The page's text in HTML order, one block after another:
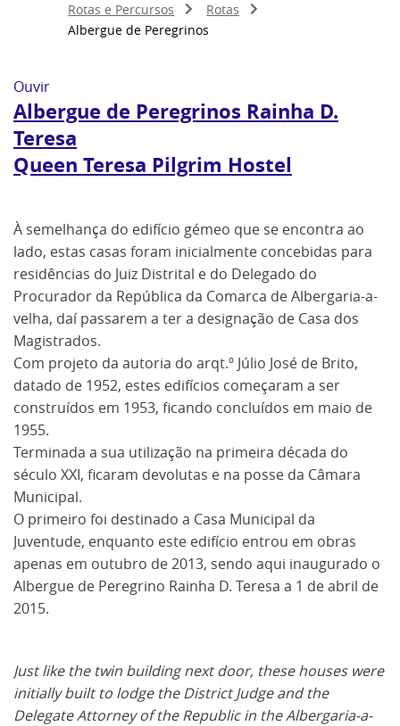
Rotas e Percursos
Rotas
Albergue de Peregrinos
Ouvir
Albergue de Peregrinos Rainha D.
Teresa
Queen Teresa Pilgrim Hostel
À semelhança do edifício gémeo que se encontra ao
lado, estas casas foram inicialmente concebidas para
residências do Juiz Distrital e do Delegado do
Procurador da República da Comarca de Albergaria-a-
velha, daí passarem a ter a designação de Casa dos
Magistrados.
Com projeto da autoria do arqt.º Júlio José de Brito,
datado de 1952, estes edifícios começaram a ser
construídos em 1953, ficando concluídos em maio de
1955.
Terminada a sua utilização na primeira década do
século XXI, ficaram devolutas e na posse da Câmara
Municipal.
O primeiro foi destinado a Casa Municipal da
Juventude, enquanto este edifício entrou em obras
apenas em outubro de 2013, sendo aqui inaugurado o
Albergue de Peregrino Rainha D. Teresa a 1 de abril de
2015.
Just like the twin building next door, these houses were
initially built to lodge the District Judge and the
Delegate Attorney of the Republic in the Albergaria-a-